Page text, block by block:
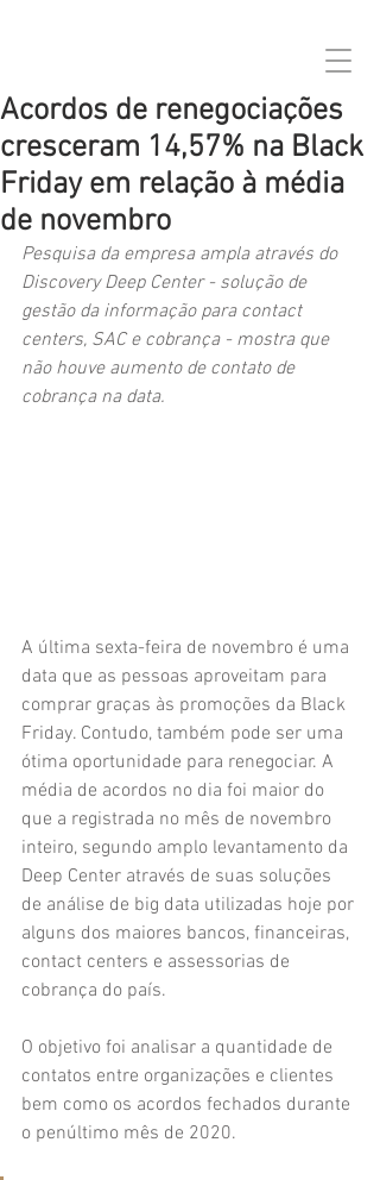
Acordos de renegociações
cresceram 14,57% na Black
Friday em relação à média
de novembro
Pesquisa da empresa ampla através do
Discovery Deep Center - solução de
gestão da informação para contact
centers, SAC e cobrança - mostra que
não houve aumento de contato de
cobrança na data.
A última sexta-feira de novembro é uma
data que as pessoas aproveitam para
comprar graças às promoções da Black
Friday. Contudo, também pode ser uma
ótima oportunidade para renegociar. A
média de acordos no dia foi maior do
que a registrada no mês de novembro
inteiro, segundo amplo levantamento da
Deep Center através de suas soluções
de análise de big data utilizadas hoje por
alguns dos maiores bancos, financeiras,
contact centers e assessorias de
cobrança do país.
O objetivo foi analisar a quantidade de
contatos entre organizações e clientes
bem como os acordos fechados durante
o penúltimo mês de 2020.